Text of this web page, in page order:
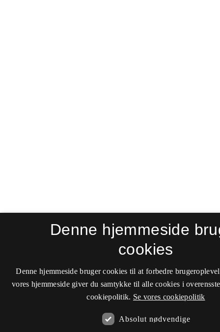
Denne hjemmeside
cookies
Denne hjemmeside bruger cookies til at forbedre
vores hjemmeside giver du samtykke til alle cookies i
cookiepolitik. Se vores cookiepolitik
Absolut nødvendige